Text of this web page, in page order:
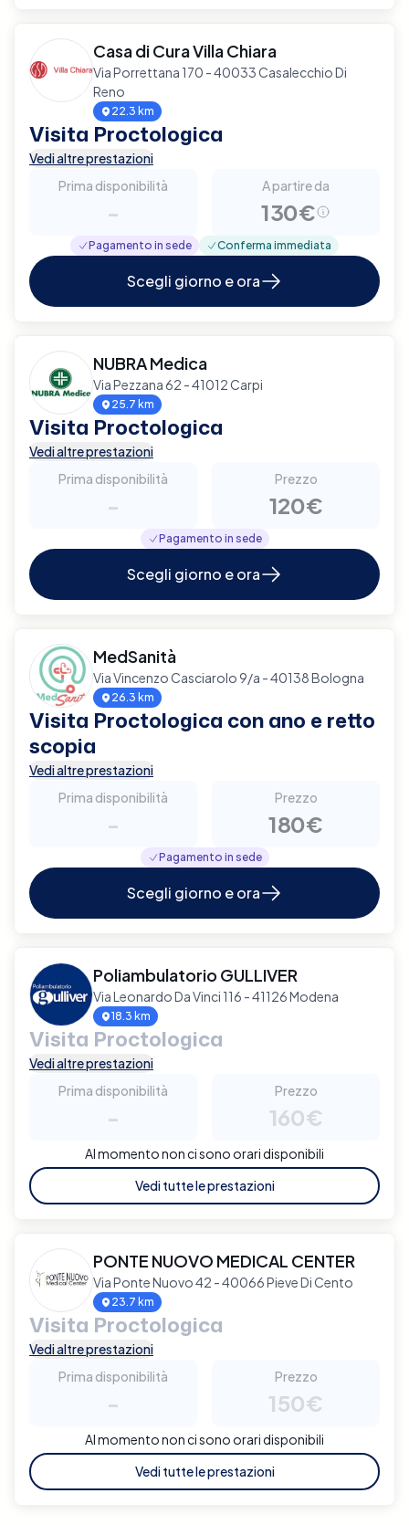
Casa di Cura Villa Chiara
Via Porrettana 170 - 40033 Casalecchio Di
Reno
22.3 km
Visita Proctologica
Vedi altre prestazioni
Prima disponibilità
-
A partire da
130€
Pagamento in sede Conferma immediata
Scegli giorno e ora
NUBRA Medica
Via Pezzana 62 - 41012 Carpi
25.7 km
Visita Proctologica
Vedi altre prestazioni
Prima disponibilità
-
Prezzo
120€
Pagamento in sede
Scegli giorno e ora
MedSanità
Via Vincenzo Casciarolo 9/a - 40138 Bologna
26.3 km
Visita Proctologica con ano e retto
scopia
Vedi altre prestazioni
Prima disponibilità
-
Prezzo
180€
Pagamento in sede
Scegli giorno e ora
Poliambulatorio GULLIVER
Via Leonardo Da Vinci 116 - 41126 Modena
18.3 km
Visita Proctologica
Vedi altre prestazioni
Prima disponibilità
-
Prezzo
160€
Al momento non ci sono orari disponibili
Vedi tutte le prestazioni
PONTE NUOVO MEDICAL CENTER
Via Ponte Nuovo 42 - 40066 Pieve Di Cento
23.7 km
Visita Proctologica
Vedi altre prestazioni
Prima disponibilità
-
Prezzo
150€
Al momento non ci sono orari disponibili
Vedi tutte le prestazioni